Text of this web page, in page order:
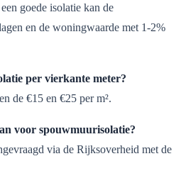
goede isolatie kan de
en de woningwaarde met 1-2%
per vierkante meter?
de €15 en €25 per m².
voor spouwmuurisolatie?
via de Rijksoverheid met de